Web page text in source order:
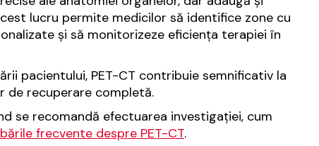
lucru permite medicilor să identifice zone cu
și să monitorizeze eficiența terapiei în
pacientului, PET-CT contribuie semnificativ la
de recuperare completă.
se recomandă efectuarea investigației, cum
frecvente despre PET-CT.